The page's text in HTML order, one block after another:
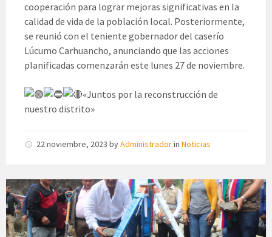
cooperación para lograr mejoras significativas en la
calidad de vida de la población local. Posteriormente,
se reunió con el teniente gobernador del caserío
Lúcumo Carhuancho, anunciando que las acciones
planificadas comenzarán este lunes 27 de noviembre.
«Juntos por la reconstrucción de
nuestro distrito»
22 noviembre, 2023 byAdministradorin Noticias